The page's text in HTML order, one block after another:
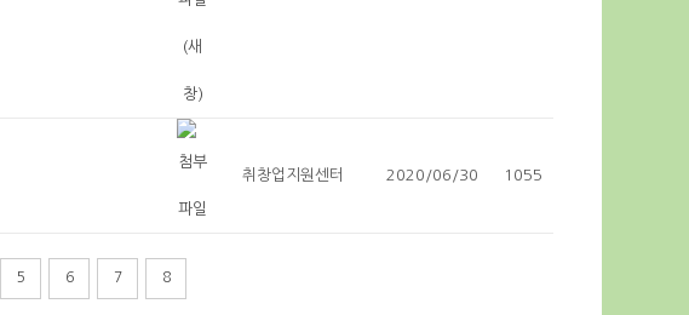
취창업지원센터 2020/06/30 1055
5 6 7 8